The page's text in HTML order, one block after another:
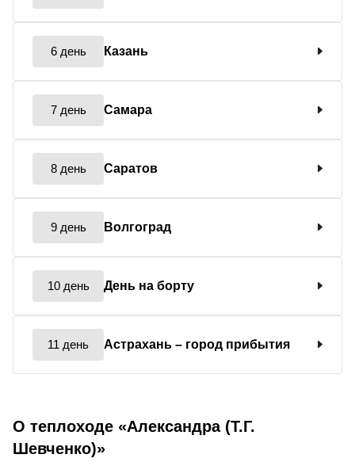
6 день Казань
7 день Самара
8 день Саратов
9 день Волгоград
10 день День на борту
11 день Астрахань – город прибытия
О теплоходе «Александра (Т.Г.
Шевченко)»